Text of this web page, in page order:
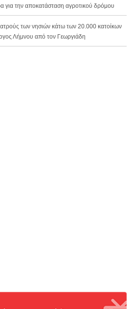
για την αποκατάσταση αγροτικού δρόμου
των νησιών κάτω των 20.000 κατοίκων
Λήμνου από τον Γεωργιάδη